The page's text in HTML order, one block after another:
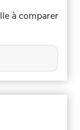
à comparer